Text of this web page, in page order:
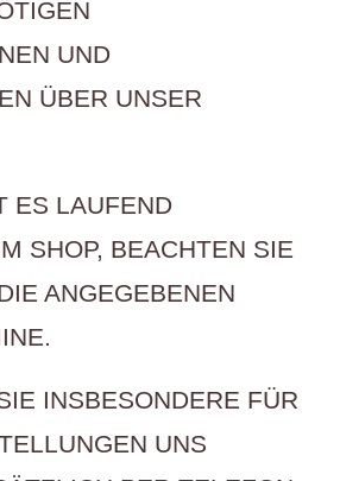
UND
ÜBER UNSER
ES LAUFEND
SHOP, BEACHTEN SIE
ANGEGEBENEN
INSBESONDERE FÜR
UNS